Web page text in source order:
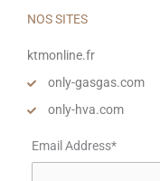
NOS SITES
ktmonline.fr
only-gasgas.com
only-hva.com
Email Address*